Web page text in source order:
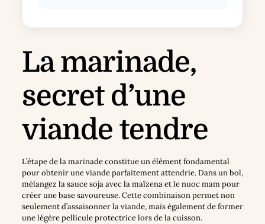
La marinade,
secret d’une
viande tendre
L’étape de la marinade constitue un élément fondamental
pour obtenir une viande parfaitement attendrie. Dans un bol,
mélangez la sauce soja avec la maïzena et le nuoc mam pour
créer une base savoureuse. Cette combinaison permet non
seulement d’assaisonner la viande, mais également de former
une légère pellicule protectrice lors de la cuisson.